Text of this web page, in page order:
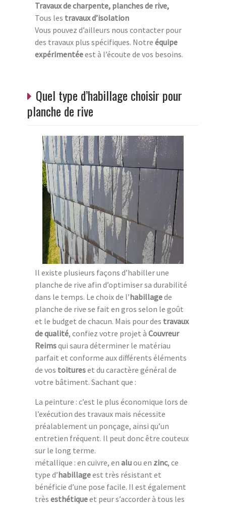
Travaux de charpente, planches de rive,
Tous les travaux d’isolation
Vous pouvez d’ailleurs nous contacter pour
des travaux plus spécifiques. Notre équipe
expérimentéeest à l’écoute de vos besoins.
Quel type d’habillage choisir pour
planche de rive
Il existe plusieurs façons d’habiller une
planche de rive afin d’optimiser sa durabilité
dans le temps. Le choix de l’habillagede
planche de rive se fait en gros selon le goût
et le budget de chacun. Mais pour des travaux
de qualité, confiez votre projet à Couvreur
Reimsqui saura déterminer le matériau
parfait et conforme aux différents éléments
de vos toitureset du caractère général de
votre bâtiment. Sachant que :
La peinture : c’est le plus économique lors de
l’exécution des travaux mais nécessite
préalablement un ponçage, ainsi qu’un
entretien fréquent. Il peut donc être couteux
sur le long terme.
métallique : en cuivre, en aluou en zinc, ce
type d’habillageest très résistant et
bénéficie d’une pose facile. Il est également
très esthétiqueet peur s’accorder à tous les